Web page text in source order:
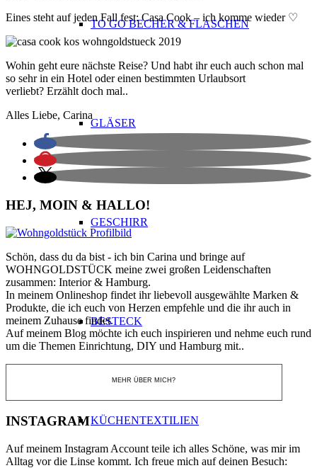
TO GO BECHER & FLASCHEN
GLÄSER
GESCHIRR
BESTECK
KÜCHENTEXTILIEN
Eines steht auf jeden Fall fest: Casa Cook – ich komme wieder ♡
Wohin geht eure nächste Reise? Und habt ihr euch auch schon mal
so sehr in ein Hotel oder einen bestimmten Urlaubsort
verliebt? Erzählt doch mal..
Alles Liebe, Carina
HEJ, MOIN & HALLO!
Schön, dass du da bist - ich bin Carina und bringe auf
WOHNGOLDSTÜCK meine zwei großen Leidenschaften
zusammen: Interior & Hamburg.
In meinem Onlineshop findet ihr liebevoll ausgewählte Marken &
Produkte, die ich euch von Herzen empfehle und die ihr auch in
meinem Zuhause findet.
Auf meinem Blog möchte ich euch inspirieren und nehme euch rund
um die Themen Einrichtung, DIY und Hamburg mit..
MEHR ÜBER MICH?
INSTAGRAM
Auf meinem Instagram Account teile ich alles Schöne, was mir im
Alltag vor die Linse kommt. Ich freue mich auf deinen Besuch: